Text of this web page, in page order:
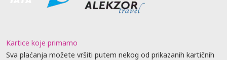
Kartice koje primamo
Sva plaćanja možete vršiti putem nekog od prikazanih kartičnih